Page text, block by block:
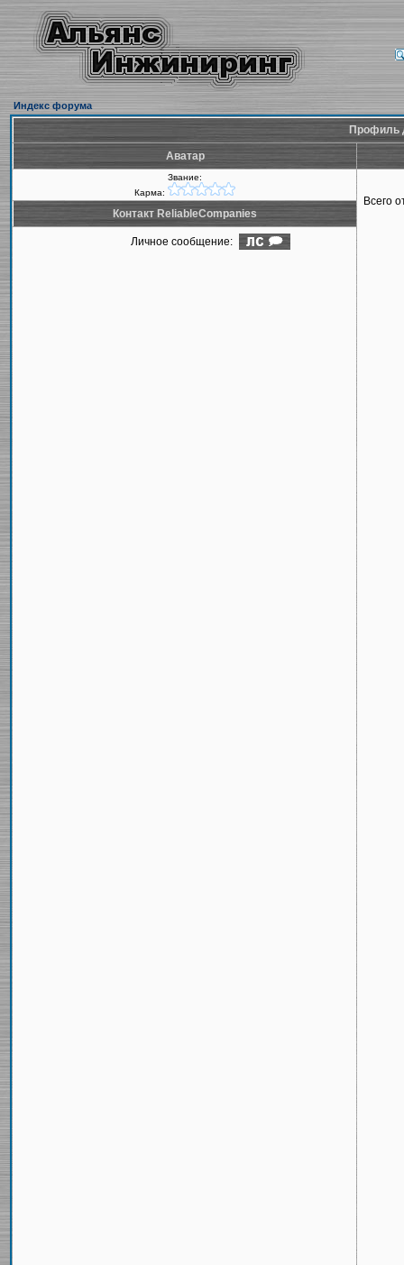
Индекс форума
Профиль
Аватар
Звание:
Карма:
Всего
Контакт ReliableCompanies
Личное сообщение: